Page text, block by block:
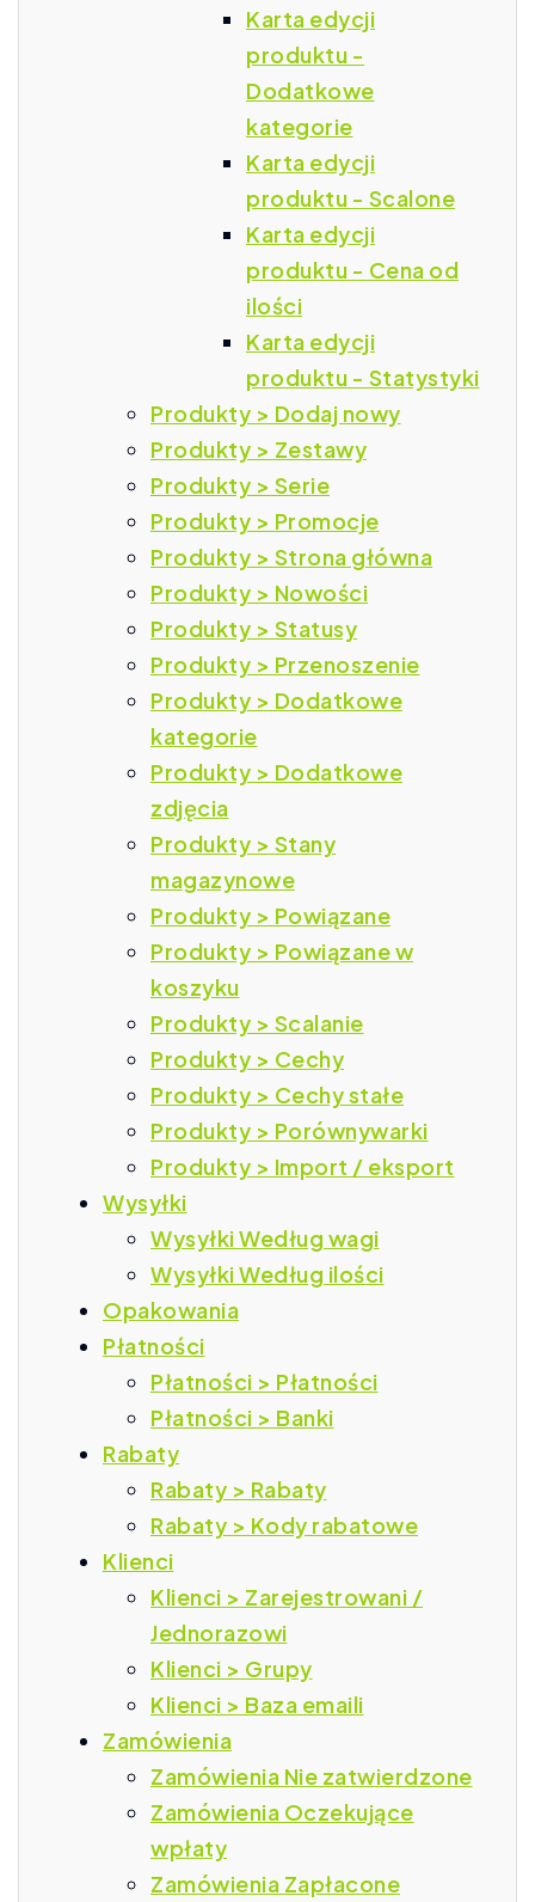
Karta edycji
produktu -
Dodatkowe
kategorie
Karta edycji
produktu - Scalone
Karta edycji
produktu - Cena od
ilości
Karta edycji
produktu - Statystyki
Produkty > Dodaj nowy
Produkty > Zestawy
Produkty > Serie
Produkty > Promocje
Produkty > Strona główna
Produkty > Nowości
Produkty > Statusy
Produkty > Przenoszenie
Produkty > Dodatkowe
kategorie
Produkty > Dodatkowe
zdjęcia
Produkty > Stany
magazynowe
Produkty > Powiązane
Produkty > Powiązane w
koszyku
Produkty > Scalanie
Produkty > Cechy
Produkty > Cechy stałe
Produkty > Porównywarki
Produkty > Import / eksport
Wysyłki
Wysyłki Według wagi
Wysyłki Według ilości
Opakowania
Płatności
Płatności > Płatności
Płatności > Banki
Rabaty
Rabaty > Rabaty
Rabaty > Kody rabatowe
Klienci
Klienci > Zarejestrowani /
Jednorazowi
Klienci > Grupy
Klienci > Baza emaili
Zamówienia
Zamówienia Nie zatwierdzone
Zamówienia Oczekujące
wpłaty
Zamówienia Zapłacone